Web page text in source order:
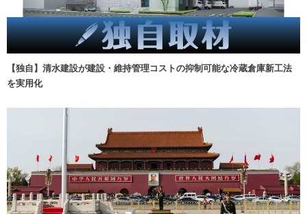
【独自】清水建設が建設・維持管理コストの抑制可能な冷蔵倉庫新工法
を実用化